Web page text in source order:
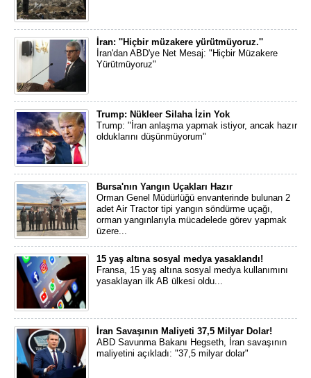
İran: ''Hiçbir müzakere yürütmüyoruz.''
İran'dan ABD'ye Net Mesaj: "Hiçbir Müzakere
Yürütmüyoruz"
Trump: Nükleer Silaha İzin Yok
Trump: "İran anlaşma yapmak istiyor, ancak hazır
olduklarını düşünmüyorum"
Bursa'nın Yangın Uçakları Hazır
Orman Genel Müdürlüğü envanterinde bulunan 2
adet Air Tractor tipi yangın söndürme uçağı,
orman yangınlarıyla mücadelede görev yapmak
üzere...
15 yaş altına sosyal medya yasaklandı!
Fransa, 15 yaş altına sosyal medya kullanımını
yasaklayan ilk AB ülkesi oldu...
İran Savaşının Maliyeti 37,5 Milyar Dolar!
ABD Savunma Bakanı Hegseth, İran savaşının
maliyetini açıkladı: "37,5 milyar dolar"